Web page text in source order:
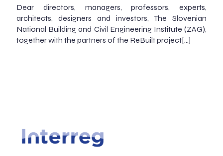
Dear directors, managers, professors, experts,
architects, designers and investors, The Slovenian
National Building and Civil Engineering Institute (ZAG),
together with the partners of the ReBuilt project[…]